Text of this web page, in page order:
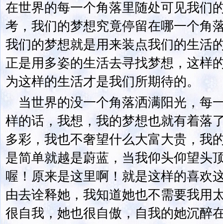
在世界的每一个角落里随处可见我们
考，我们的梦想究竟停留在哪一个角
我们的梦想就是用来装点我们的生活
正是用多姿的生活去寻找梦想，这样
为这样的生活才是我们所期待的。
当世界的没一个角落洒满阳光，每
样的话，我想，我的梦想也就有着落
多彩，我也不奢望什么大富大贵，我
是简单就越是蔚蓝，当我仰头仰望头
喔！原来是这里啊！就是这样的喜欢
由去诠释她，我知道她也不需要我用
很自我，她也很自傲，自我的她沉醉